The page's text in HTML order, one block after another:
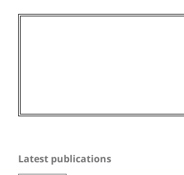
Latest publications